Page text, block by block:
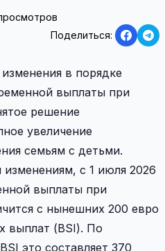
Поделиться:
в порядке
выплаты при
решение
увеличение
семьям с детьми.
с 1 июля 2026
выплаты при
с нынешних 200 евро
выплат (BSI). По
это составляет 370